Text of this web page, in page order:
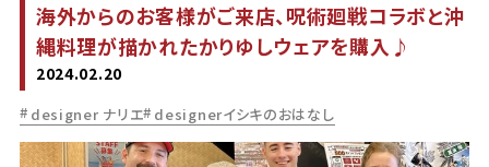
海外からのお客様がご来店、呪術廻戦コラボと沖
縄料理が描かれたかりゆしウェアを購入♪
2024.02.20
designer ナリエ designerイシキのおはなし